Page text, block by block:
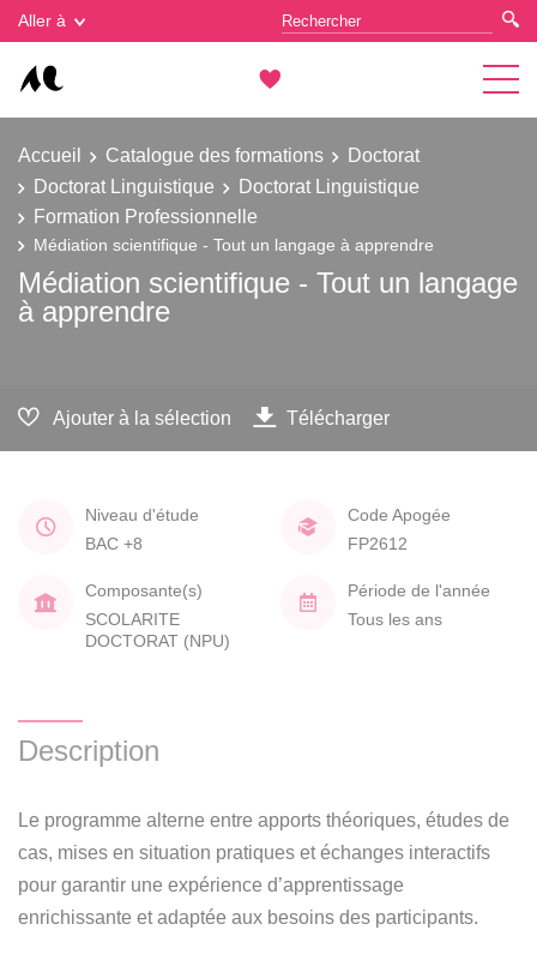
Aller à
Accueil Catalogue des formations
Doctorat
Doctorat Linguistique
Doctorat Linguistique
Formation Professionnelle
Médiation scientifique - Tout un langage à apprendre
Médiation scientifique - Tout un langage
à apprendre
Ajouter à la sélection Télécharger
Niveau d'étude
BAC +8
Code Apogée
FP2612
Composante(s)
SCOLARITE
DOCTORAT (NPU)
Période de l'année
Tous les ans
Description
Le programme alterne entre apports théoriques, études de
cas, mises en situation pratiques et échanges interactifs
pour garantir une expérience d’apprentissage
enrichissante et adaptée aux besoins des participants.
Gestion des cookies